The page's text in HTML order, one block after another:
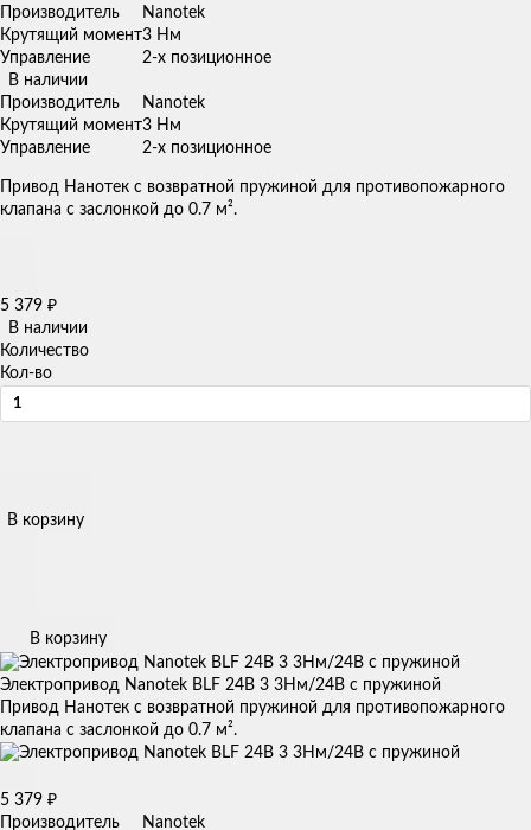
Производитель
Nanotek
Крутящий момент3 Нм
Управление
2-х позиционное
В наличии
Производитель
Nanotek
Крутящий момент3 Нм
Управление
2-х позиционное
Привод Нанотек с возвратной пружиной для противопожарного
клапана с заслонкой до 0.7 м².
5 379 ₽
В наличии
Количество
Кол-во
В корзину
В корзину
Электропривод Nanotek BLF 24B 3 3Нм/24В с пружиной
Привод Нанотек с возвратной пружиной для противопожарного
клапана с заслонкой до 0.7 м².
5 379 ₽
Производитель
Nanotek